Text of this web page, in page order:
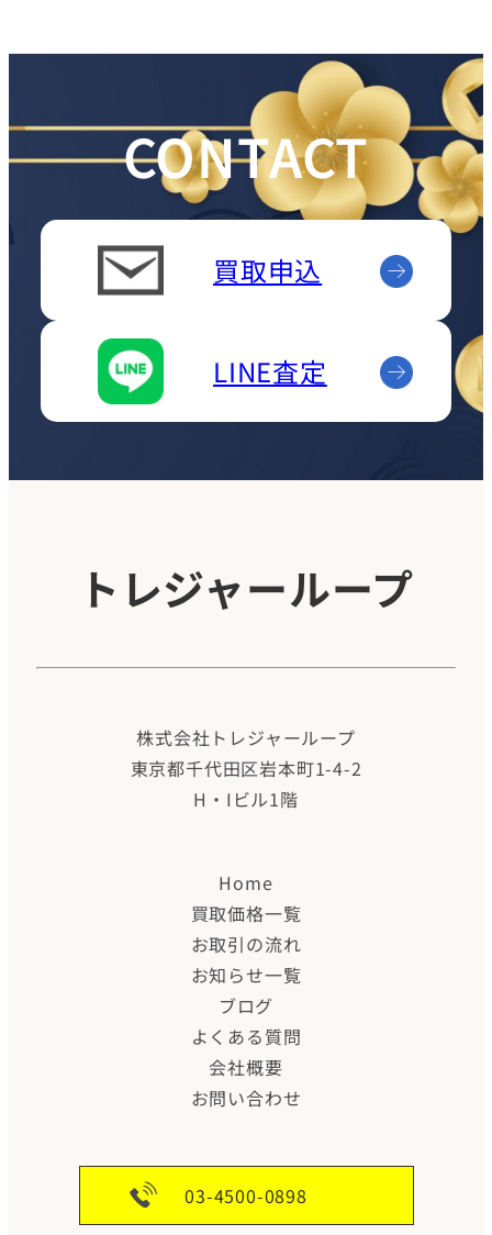
CONTACT
買取申込
LINE査定
トレジャーループ
株式会社トレジャーループ
東京都千代田区岩本町1-4-2
H・Iビル1階
Home
買取価格一覧
お取引の流れ
お知らせ一覧
ブログ
よくある質問
会社概要
お問い合わせ
03-4500-0898